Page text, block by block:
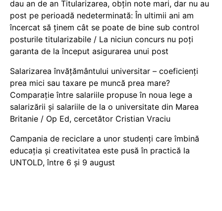
dau an de an Titularizarea, obțin note mari, dar nu au
post pe perioadă nedeterminată: În ultimii ani am
încercat să ținem cât se poate de bine sub control
posturile titularizabile / La niciun concurs nu poți
garanta de la început asigurarea unui post
Salarizarea învățământului universitar – coeficienți
prea mici sau taxare pe muncă prea mare?
Comparație între salariile propuse în noua lege a
salarizării și salariile de la o universitate din Marea
Britanie / Op Ed, cercetător Cristian Vraciu
Campania de reciclare a unor studenți care îmbină
educația și creativitatea este pusă în practică la
UNTOLD, între 6 și 9 august